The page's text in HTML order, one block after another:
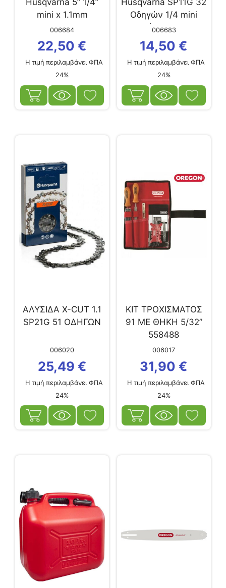
Husqvarna 5” 1/4”
mini x 1.1mm
006684
22,50 €
Η τιμή περιλαμβάνει ΦΠΑ
24%
Husqvarna SP11G 32
Οδηγών 1/4 mini
(1.1mm)
006683
14,50 €
Η τιμή περιλαμβάνει ΦΠΑ
24%
ΑΛΥΣΙΔΑ X-CUT 1.1
SΡ21G 51 ΟΔΗΓΩΝ
006020
25,49 €
Η τιμή περιλαμβάνει ΦΠΑ
24%
ΚΙΤ ΤΡΟΧΙΣΜΑΤΟΣ
91 ΜΕ ΘΗΚΗ 5/32”
558488
006017
31,90 €
Η τιμή περιλαμβάνει ΦΠΑ
24%